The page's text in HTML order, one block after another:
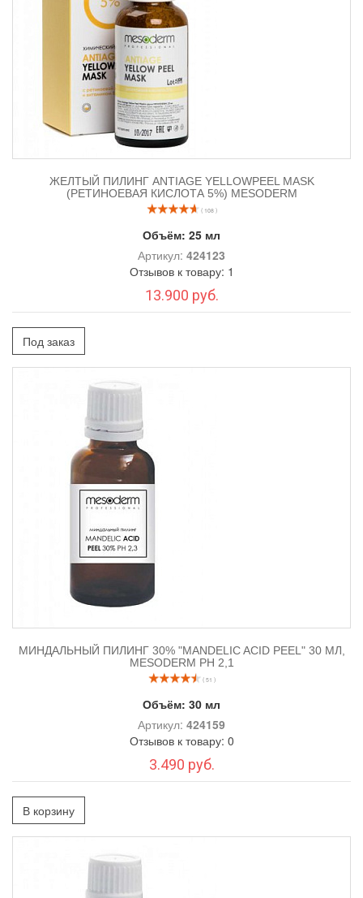
ЖЕЛТЫЙ ПИЛИНГ ANTIAGE YELLOWPEEL MASK
(РЕТИНОЕВАЯ КИСЛОТА 5%) MESODERM
( 108 )
Объём: 25 мл
Артикул: 424123
Отзывов к товару: 1
13.900 руб.
Под заказ
МИНДАЛЬНЫЙ ПИЛИНГ 30% "MANDELIC ACID PEEL" 30 МЛ,
MESODERM РН 2,1
( 51 )
Объём: 30 мл
Артикул: 424159
Отзывов к товару: 0
3.490 руб.
В корзину